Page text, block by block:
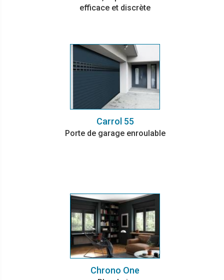
efficace et discrète
Carrol 55
Porte de garage enroulable
Chrono One